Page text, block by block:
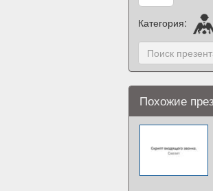
Категория:
Похожие